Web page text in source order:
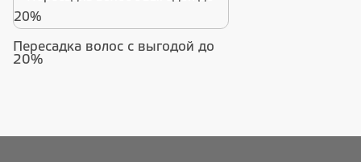
Пересадка волос с выгодой до
20%